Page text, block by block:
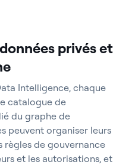
privés et
Intelligence, chaque
catalogue de
du graphe de
peuvent organiser leurs
règles de gouvernance
et les autorisations, et